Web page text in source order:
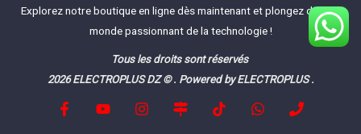
Explorez notre boutique en ligne dès maintenant et plongez dans le
monde passionnant de la technologie !
Tous les droits sont réservés
2026 ELECTROPLUS DZ © . Powered by ELECTROPLUS .